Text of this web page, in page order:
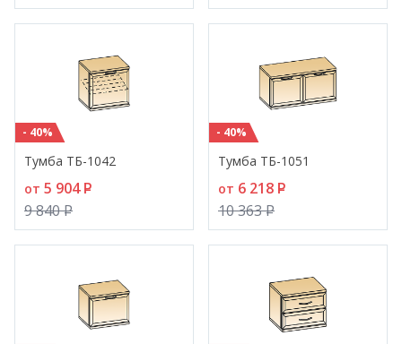
- 40%
Тумба ТБ-1042
от 5 904P
9 840P
- 40%
Тумба ТБ-1051
от 6 218 P
10 363P